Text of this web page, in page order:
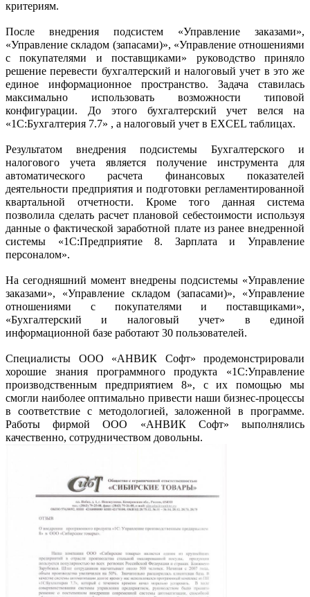
критериям.
После внедрения подсистем «Управление заказами»,
«Управление складом (запасами)», «Управление отношениями
с покупателями и поставщиками» руководство приняло
решение перевести бухгалтерский и налоговый учет в это же
единое информационное пространство. Задача ставилась
максимально использовать возможности типовой
конфигурации. До этого бухгалтерский учет велся на
«1С:Бухгалтерия 7.7» , а налоговый учет в EXCEL таблицах.
Результатом внедрения подсистемы Бухгалтерского и
налогового учета является получение инструмента для
автоматического расчета финансовых показателей
деятельности предприятия и подготовки регламентированной
квартальной отчетности. Кроме того данная система
позволила сделать расчет плановой себестоимости используя
данные о фактической заработной плате из ранее внедренной
системы «1С:Предприятие 8. Зарплата и Управление
персоналом».
На сегодняшний момент внедрены подсистемы «Управление
заказами», «Управление складом (запасами)», «Управление
отношениями с покупателями и поставщиками»,
«Бухгалтерский и налоговый учет» в единой
информационной базе работают 30 пользователей.
Специалисты ООО «АНВИК Софт» продемонстрировали
хорошие знания программного продукта «1С:Управление
производственным предприятием 8», с их помощью мы
смогли наиболее оптимально привести наши бизнес-процессы
в соответствие с методологией, заложенной в программе.
Работы фирмой ООО «АНВИК Софт» выполнялись
качественно, сотрудничеством довольны.